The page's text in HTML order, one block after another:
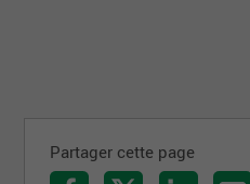
Partager cette page